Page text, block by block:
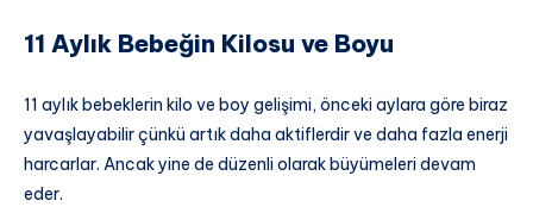
11 Aylık Bebeğin Kilosu ve Boyu
11 aylık bebeklerin kilo ve boy gelişimi, önceki aylara göre biraz
yavaşlayabilir çünkü artık daha aktiflerdir ve daha fazla enerji
harcarlar. Ancak yine de düzenli olarak büyümeleri devam
eder.